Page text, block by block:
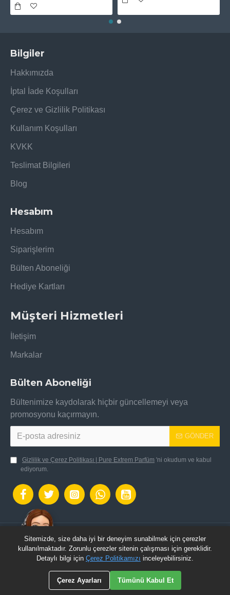
Bilgiler
Hakkımızda
İptal İade Koşulları
Çerez ve Gizlilik Politikası
Kullanım Koşulları
KVKK
Teslimat Bilgileri
Blog
Hesabım
Hesabım
Siparişlerim
Bülten Aboneliği
Hediye Kartları
Müşteri Hizmetleri
İletişim
Markalar
Bülten Aboneliği
Bültenimize kaydolarak hiçbir güncellemeyi veya
promosyonu kaçırmayın.
GÖNDER
Gizlilik ve Çerez Politikası | Pure Extrem Parfüm 'ni okudum ve kabul
ediyorum.
OpenCart Altyapısı ile hazılanmıştır.: Pure Extrem
Parfüm © 2024 - Tüm Hakları Saklıdır.
Sitemizde, size daha iyi bir deneyim sunabilmek için çerezler
kullanılmaktadır. Zorunlu çerezler sitenin çalışması için gereklidir.
Detaylı bilgi için Çerez Politikamızı inceleyebilirsiniz.
Çerez Ayarları Tümünü Kabul Et